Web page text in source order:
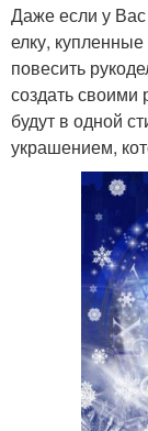
Даже если у
елку,
повесить
создать своими
будут в одной
украшением,